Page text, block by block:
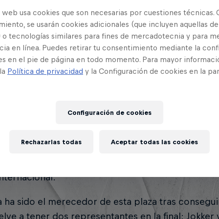
de este año 2022 os hemos acompañado y
Gold Battle 🇪🇸, Plaza de Reyes 🇵🇪, Club de la
🇵🇦, Código de Barras 🇨🇴 y Perros de
el subcampeón del Torneo de Plazas 2021 Wolf
LC en la final.
más vosotros habéis sido los que habéis decidido
ha sido el merecedor de esta plaza tras
a tener dos representantes en la final; Jokker
web usa cookies que son necesarias por cuestiones técnicas.
se usarán cookies adicionales (que incluyen aquellas de
tecnologías similares para fines de mercadotecnia y para
en línea. Puedes retirar tu consentimiento mediante la
en el pie de página en todo momento. Para mayor
Política de privacidad y la Configuración de cookies en la
Configuración de cookies
Rechazarlas todas Aceptar todas las cookies